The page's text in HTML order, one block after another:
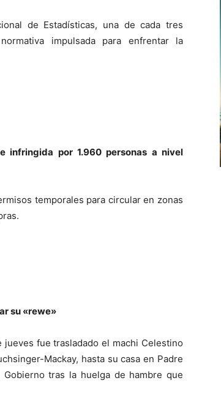
de Estadísticas, una de cada tres
impulsada para enfrentar la
infringida por 1.960 personas a nivel
temporales para circular en zonas
su «rewe»
fue trasladado el machi Celestino
Mackay, hasta su casa en Padre
tras la huelga de hambre que